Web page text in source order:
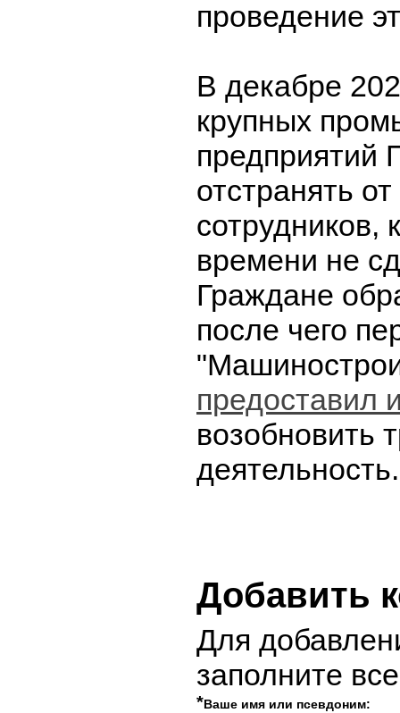
проведение
В декабре
крупных
предприятий
отстранять
сотрудников,
времени не
Граждане
после чего
предоставил
возобновить
деятельность.
Добавить
Для
заполните
*Ваше имя или псевдоним: